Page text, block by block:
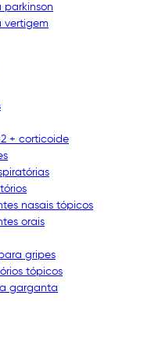
parkinson
vertigem
+ corticoide
nasais tópicos
orais
gripes
tópicos
garganta